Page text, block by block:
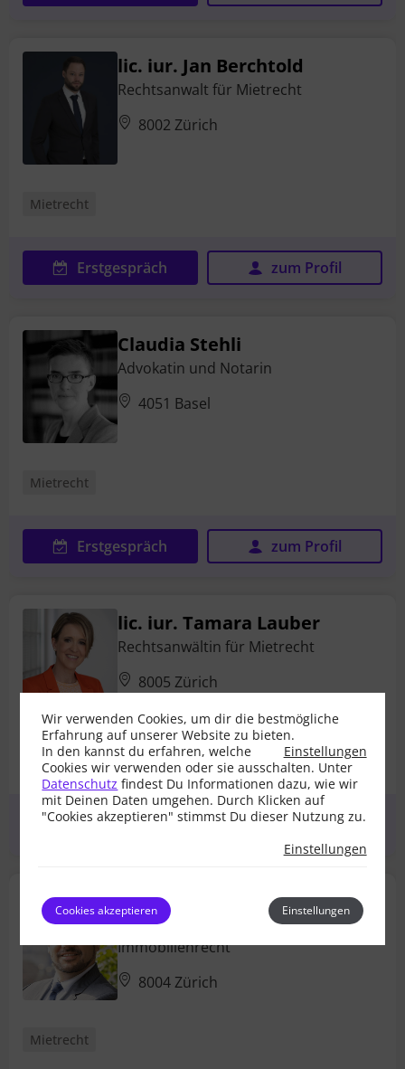
lic. iur. Jan Berchtold
Rechtsanwalt für Mietrecht
8002 Zürich
Mietrecht
Erstgespräch zum Profil
Claudia Stehli
Advokatin und Notarin
4051 Basel
Mietrecht
Erstgespräch zum Profil
lic. iur. Tamara Lauber
Rechtsanwältin für Mietrecht
8005 Zürich
Mietrecht
Erstgespräch zum Profil
Roman Wyrsch
Fachanwalt SAV Bau- und
Immobilienrecht
8004 Zürich
Mietrecht
Wir verwenden Cookies, um dir die bestmögliche
Erfahrung auf unserer Website zu bieten.
In den
Einstellungen
kannst du erfahren, welche
Cookies wir verwenden oder sie ausschalten. Unter
Datenschutz findest Du Informationen dazu, wie wir
mit Deinen Daten umgehen. Durch Klicken auf
"Cookies akzeptieren" stimmst Du dieser Nutzung zu.
Einstellungen
Cookies akzeptieren Einstellungen